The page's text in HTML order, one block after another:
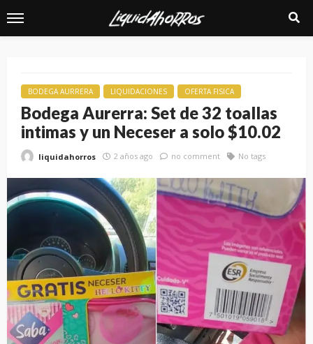
BODEGA AURRERA LIQUIDACIONES OFERTA FISICA
Bodega Aurerra: Set de 32 toallas
intimas y un Neceser a solo $10.02
liquidahorros 2 años ago no comment No tags